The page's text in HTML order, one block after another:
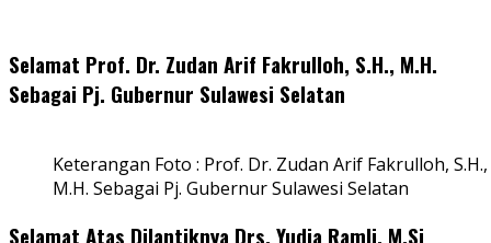
Selamat Prof. Dr. Zudan Arif Fakrulloh, S.H., M.H.
Sebagai Pj. Gubernur Sulawesi Selatan
Keterangan Foto : Prof. Dr. Zudan Arif Fakrulloh, S.H.,
M.H. Sebagai Pj. Gubernur Sulawesi Selatan
Selamat Atas Dilantiknya Drs. Yudia Ramli, M.Si